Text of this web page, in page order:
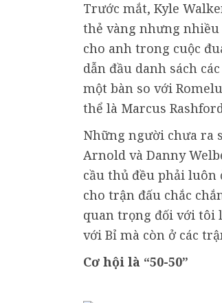
Trước mắt, Kyle
thẻ vàng nhưng
cho anh trong cuộc
dẫn đầu danh sách
một bàn so với
thể là Marcus
Những người chưa ra
Arnold và Danny
cầu thủ đều phải luôn
cho trận đấu chắc
quan trọng đối với tôi
với Bỉ mà còn ở các
Cơ hội là “50-50”